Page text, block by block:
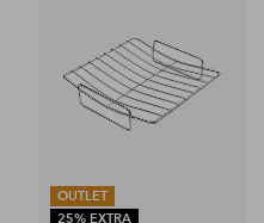
OUTLET
25% EXTRA